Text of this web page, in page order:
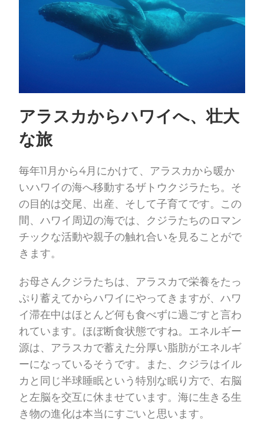
アラスカからハワイへ、壮大
な旅
毎年11月から4月にかけて、アラスカから暖か
いハワイの海へ移動するザトウクジラたち。そ
の目的は交尾、出産、そして子育てです。この
間、ハワイ周辺の海では、クジラたちのロマン
チックな活動や親子の触れ合いを見ることがで
きます。
お母さんクジラたちは、アラスカで栄養をたっ
ぷり蓄えてからハワイにやってきますが、ハワ
イ滞在中はほとんど何も食べずに過ごすと言わ
れています。ほぼ断食状態ですね。エネルギー
源は、アラスカで蓄えた分厚い脂肪がエネルギ
ーになっているそうです。また、クジラはイル
カと同じ半球睡眠という特別な眠り方で、右脳
と左脳を交互に休ませています。海に生きる生
き物の進化は本当にすごいと思います。